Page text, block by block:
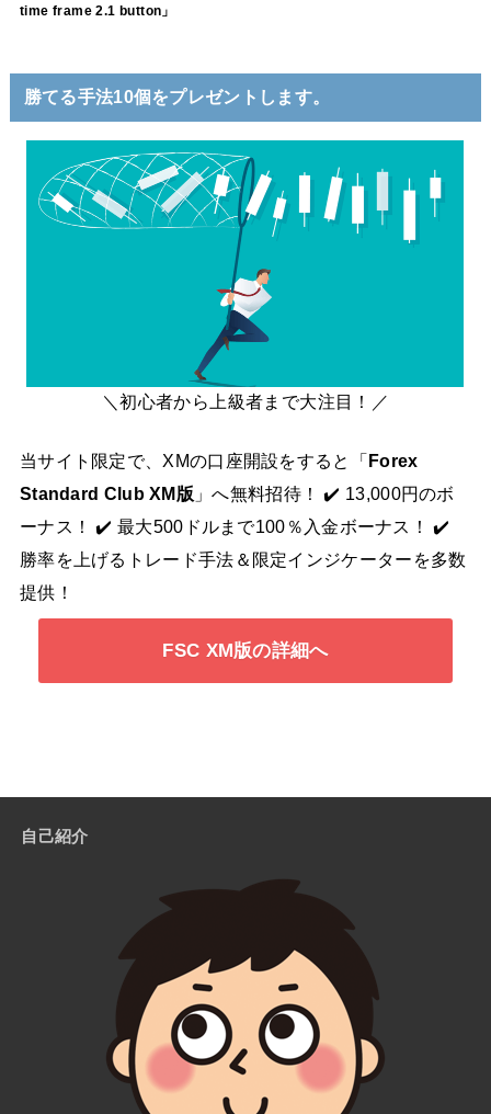
time frame 2.1 button」
勝てる手法10個をプレゼントします。
＼初心者から上級者まで大注目！／
当サイト限定で、XMの口座開設をすると「 Forex
Standard Club XM版 」へ無料招待！ ✔️ 13,000円のボ
ーナス！ ✔️ 最大500ドルまで100％入金ボーナス！ ✔️
勝率を上げるトレード手法＆限定インジケーターを多数
提供！
FSC XM版の詳細へ
自己紹介